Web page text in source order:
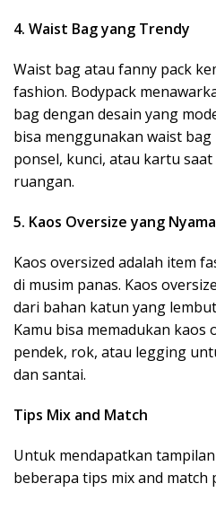
4. Waist Bag yang Trendy
Waist bag atau fanny pack
fashion. Bodypack
bag dengan desain yang
bisa menggunakan waist
ponsel, kunci, atau kartu
ruangan.
5. Kaos Oversize yang
Kaos oversized adalah item
di musim panas. Kaos
dari bahan katun yang
Kamu bisa memadukan kaos
pendek, rok, atau legging
dan santai.
Tips Mix and Match
Untuk mendapatkan
beberapa tips mix and match